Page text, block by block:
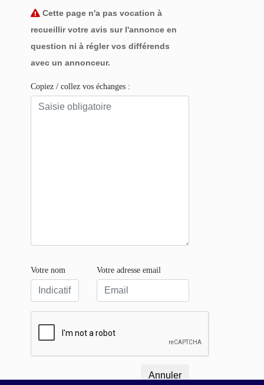
Cette page n'a pas vocation à
recueillir votre avis sur l'annonce en
question ni à régler vos différends
avec un annonceur.
Copiez / collez vos échanges :
Votre nom Votre adresse email